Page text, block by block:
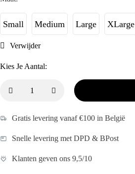
Small Medium Large XLarge
Verwijder
Kies Je Aantal:
Gratis levering vanaf €100 in België
Snelle levering met DPD & BPost
Klanten geven ons 9,5/10